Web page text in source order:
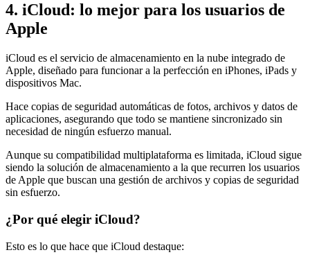
4. iCloud: lo mejor para los usuarios de
Apple
iCloud es el servicio de almacenamiento en la nube integrado de
Apple, diseñado para funcionar a la perfección en iPhones, iPads y
dispositivos Mac.
Hace copias de seguridad automáticas de fotos, archivos y datos de
aplicaciones, asegurando que todo se mantiene sincronizado sin
necesidad de ningún esfuerzo manual.
Aunque su compatibilidad multiplataforma es limitada, iCloud sigue
siendo la solución de almacenamiento a la que recurren los usuarios
de Apple que buscan una gestión de archivos y copias de seguridad
sin esfuerzo.
¿Por qué elegir iCloud?
Esto es lo que hace que iCloud destaque: